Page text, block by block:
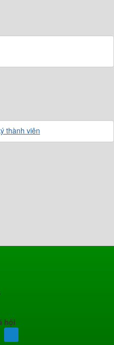
hội
thành viên